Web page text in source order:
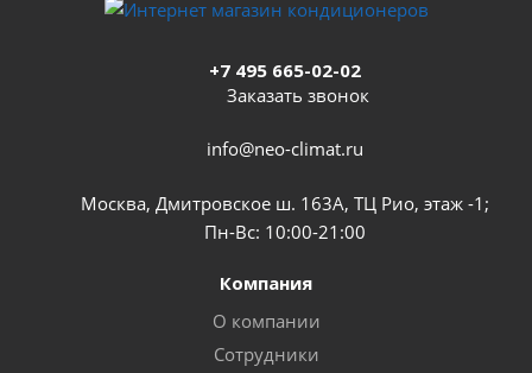
+7 495 665-02-02
Заказать звонок
info@neo-climat.ru
Москва, Дмитровское ш. 163А, ТЦ Рио, этаж -1;
Пн-Вс: 10:00-21:00
Компания
О компании
Сотрудники